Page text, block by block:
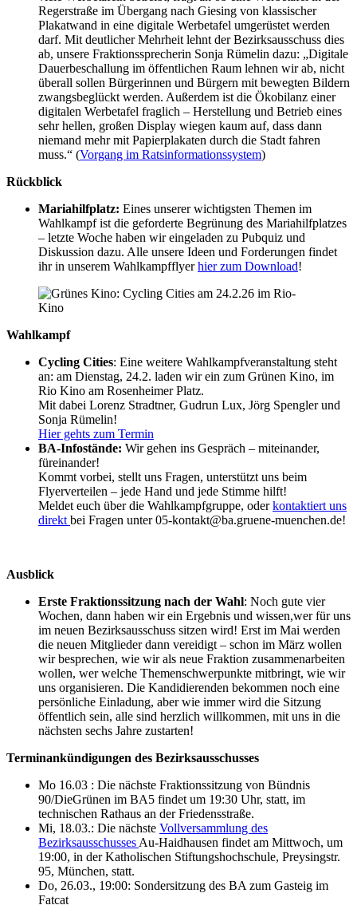
Regerstraße im Übergang nach Giesing von klassischer
Plakatwand in eine digitale Werbetafel umgerüstet werden
darf. Mit deutlicher Mehrheit lehnt der Bezirksausschuss dies
ab, unsere Fraktionssprecherin Sonja Rümelin dazu: „Digitale
Dauerbeschallung im öffentlichen Raum lehnen wir ab, nicht
überall sollen Bürgerinnen und Bürgern mit bewegten Bildern
zwangsbeglückt werden. Außerdem ist die Ökobilanz einer
digitalen Werbetafel fraglich – Herstellung und Betrieb eines
sehr hellen, großen Display wiegen kaum auf, dass dann
niemand mehr mit Papierplakaten durch die Stadt fahren
muss.“ (Vorgang im Ratsinformationssystem)
Rückblick
Mariahilfplatz: Eines unserer wichtigsten Themen im
Wahlkampf ist die geforderte Begrünung des Mariahilfplatzes
– letzte Woche haben wir eingeladen zu Pubquiz und
Diskussion dazu. Alle unsere Ideen und Forderungen findet
ihr in unserem Wahlkampfflyerhier zum Download!
Wahlkampf
Cycling Cities: Eine weitere Wahlkampfveranstaltung steht
an: am Dienstag, 24.2. laden wir ein zum Grünen Kino, im
Rio Kino am Rosenheimer Platz.
Mit dabei Lorenz Stradtner, Gudrun Lux, Jörg Spengler und
Sonja Rümelin!
Hier gehts zum Termin
BA-Infostände: Wir gehen ins Gespräch – miteinander,
füreinander!
Kommt vorbei, stellt uns Fragen, unterstützt uns beim
Flyerverteilen – jede Hand und jede Stimme hilft!
Meldet euch über die Wahlkampfgruppe, oderkontaktiert uns
direkt bei Fragen unter 05-kontakt@ba.gruene-muenchen.de!
Ausblick
Erste Fraktionssitzung nach der Wahl: Noch gute vier
Wochen, dann haben wir ein Ergebnis und wissen,wer für uns
im neuen Bezirksausschuss sitzen wird! Erst im Mai werden
die neuen Mitglieder dann vereidigt – schon im März wollen
wir besprechen, wie wir als neue Fraktion zusammenarbeiten
wollen, wer welche Themenschwerpunkte mitbringt, wie wir
uns organisieren. Die Kandidierenden bekommen noch eine
persönliche Einladung, aber wie immer wird die Sitzung
öffentlich sein, alle sind herzlich willkommen, mit uns in die
nächsten sechs Jahre zustarten!
Terminankündigungen des Bezirksausschusses
Mo 16.03 : Die nächste Fraktionssitzung von Bündnis
90/DieGrünen im BA5 findet um 19:30 Uhr, statt, im
technischen Rathaus an der Friedensstraße.
Mi, 18.03.: Die nächste Vollversammlung des
Bezirksausschusses Au-Haidhausen findet am Mittwoch, um
19:00, in der Katholischen Stiftungshochschule, Preysingstr.
95, München, statt.
Do, 26.03., 19:00: Sondersitzung des BA zum Gasteig im
Fatcat